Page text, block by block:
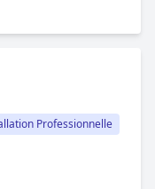
Professionnelle